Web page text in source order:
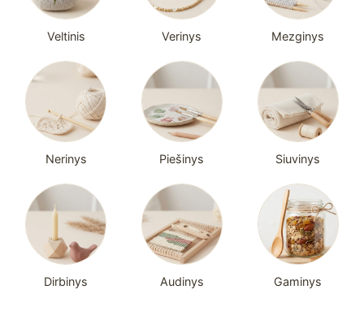
Veltinis Verinys Mezginys
Nerinys Piešinys Siuvinys
Dirbinys Audinys Gaminys